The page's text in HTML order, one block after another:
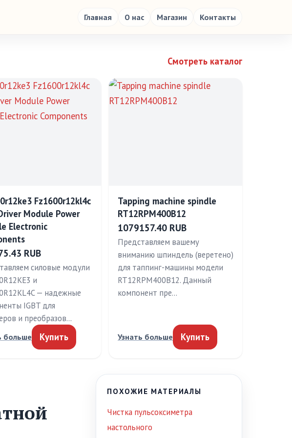
Главная О нас Магазин Контакты
Смотреть каталог
Fz1600r12kl4c
Module Power
Electronic
RUB
силовые модули
и
— надежные
IGBT для
и преобразов…
больше Купить
Tapping machine spindle
RT12RPM400B12
1079157.40 RUB
Представляем вашему
вниманию шпиндель (веретено)
для таппинг-машины модели
RT12RPM400B12. Данный
компонент пре…
Узнать больше Купить
ПОХОЖИЕ МАТЕРИАЛЫ
Чистка пульсоксиметра
настольного